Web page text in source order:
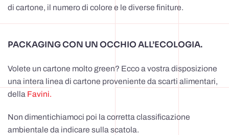
di cartone, il numero di colore e le diverse finiture.
PACKAGING CON UN OCCHIO ALL’ECOLOGIA.
Volete un cartone molto green? Ecco a vostra disposizione
una intera linea di cartone proveniente da scarti alimentari,
della Favini.
Non dimentichiamoci poi la corretta classificazione
ambientale da indicare sulla scatola.